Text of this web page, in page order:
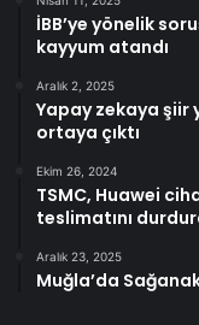
İBB’ye yönelik
kayyum atandı
Aralık 2, 2025
Yapay zekaya şiir
ortaya çıktı
Ekim 26, 2024
TSMC, Huawei
teslimatını
Aralık 23, 2025
Muğla’da